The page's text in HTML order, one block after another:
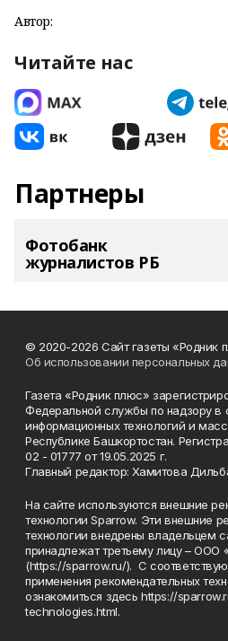
Автор:
Читайте нас
Партнеры
Фотобанк
журналистов РБ
© 2020-2026 Сайт газеты «Родник
Об использовании персональных
Газета «Родник плюс»
Федеральной службы по надзору в
информационных технологий и
Республике Башкортостан.
02 - 01777 от 19.05.2025 г.
Главный редактор: Хамитова
На сайте используются внешние
технологии Sparrow. Эти внешние
технологии внедрены владельцем
принадлежат третьему лицу – ООО
(https://sparrow.ru/). С
применения рекомендательных
ознакомиться здесь https://
technologies.html.